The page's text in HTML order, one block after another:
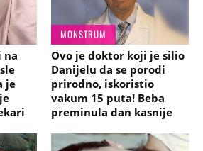
na
je
MONSTRUM
Ovo je doktor koji je silio
Danijelu da se porodi
prirodno, iskoristio
vakum 15 puta! Beba
preminula dan kasnije